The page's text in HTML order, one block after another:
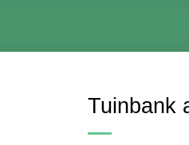
Tuinbank